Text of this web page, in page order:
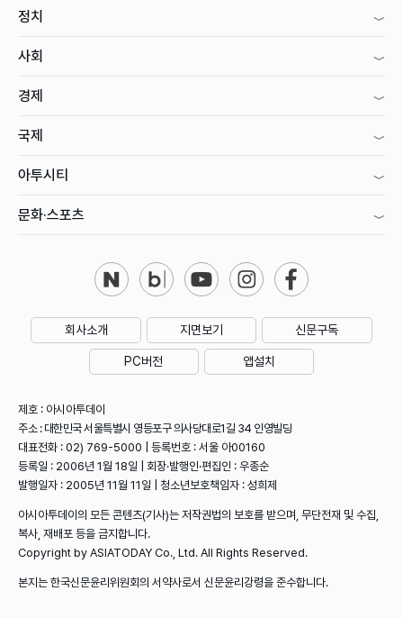
정치
사회
경제
국제
아투시티
문화·스포츠
회사소개 지면보기 신문구독
PC버전 앱설치
제호 : 아시아투데이
주소 : 대한민국 서울특별시 영등포구 의사당대로1길 34 인영빌딩
대표전화 : 02) 769-5000 | 등록번호 : 서울 아00160
등록일 : 2006년 1월 18일 | 회장·발행인·편집인 : 우종순
발행일자 : 2005년 11월 11일 | 청소년보호책임자 : 성희제
아시아투데이의 모든 콘텐츠(기사)는 저작권법의 보호를 받으며, 무단전재 및 수집,
복사, 재배포 등을 금지합니다.
Copyright by ASIATODAY Co., Ltd. All Rights Reserved.
본지는 한국신문윤리위원회의 서약사로서 신문윤리강령을 준수합니다.